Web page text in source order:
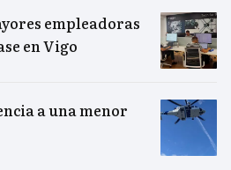
empleadoras
en Vigo
a una menor